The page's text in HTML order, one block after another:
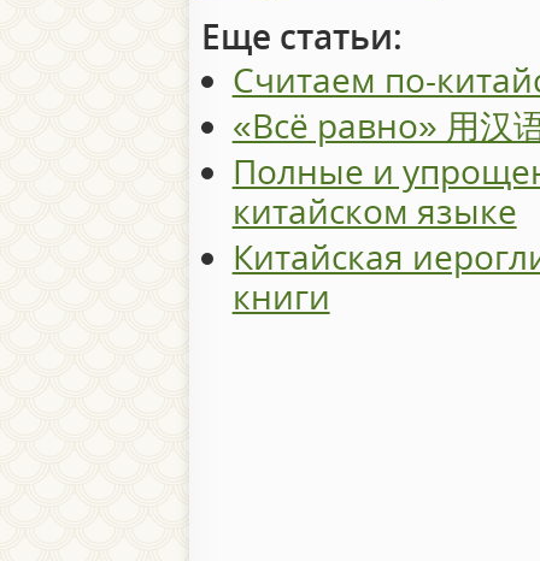
Еще статьи:
Считаем по-
«Всё равно» 用汉
Полные и
китайском языке
Китайская
книги